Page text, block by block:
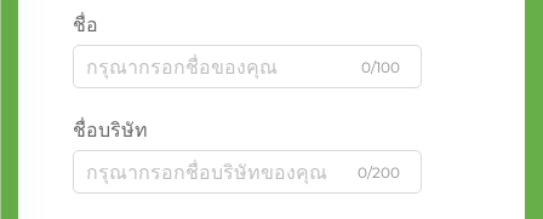
ชื่อ
0/100
ชื่อบริษัท
0/200